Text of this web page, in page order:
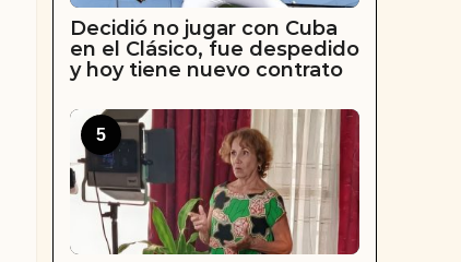
Decidió no jugar con Cuba
en el Clásico, fue despedido
y hoy tiene nuevo contrato
5